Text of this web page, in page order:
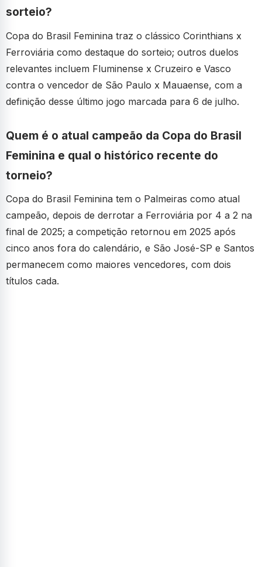
sorteio?
Copa do Brasil Feminina traz o clássico Corinthians x
Ferroviária como destaque do sorteio; outros duelos
relevantes incluem Fluminense x Cruzeiro e Vasco
contra o vencedor de São Paulo x Mauaense, com a
definição desse último jogo marcada para 6 de julho.
Quem é o atual campeão da Copa do Brasil
Feminina e qual o histórico recente do
torneio?
Copa do Brasil Feminina tem o Palmeiras como atual
campeão, depois de derrotar a Ferroviária por 4 a 2 na
final de 2025; a competição retornou em 2025 após
cinco anos fora do calendário, e São José-SP e Santos
permanecem como maiores vencedores, com dois
títulos cada.